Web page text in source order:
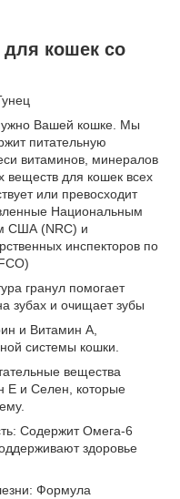
для кошек со
Вашей кошке. Мы
питательную
витаминов, минералов
веществ для кошек всех
или превосходит
Национальным
США (NRC) и
инспекторов по
гранул помогает
зубах и очищает зубы
и Витамин А,
системы кошки.
вещества
Е и Селен, которые
Содержит Омега-6
здоровье
Формула